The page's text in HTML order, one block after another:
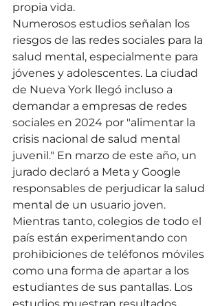
propia vida.
Numerosos estudios señalan los
riesgos de las redes sociales para la
salud mental, especialmente para
jóvenes y adolescentes. La ciudad
de Nueva York llegó incluso a
demandar a empresas de redes
sociales en 2024 por "alimentar la
crisis nacional de salud mental
juvenil." En marzo de este año, un
jurado declaró a Meta y Google
responsables de perjudicar la salud
mental de un usuario joven.
Mientras tanto, colegios de todo el
país están experimentando con
prohibiciones de teléfonos móviles
como una forma de apartar a los
estudiantes de sus pantallas. Los